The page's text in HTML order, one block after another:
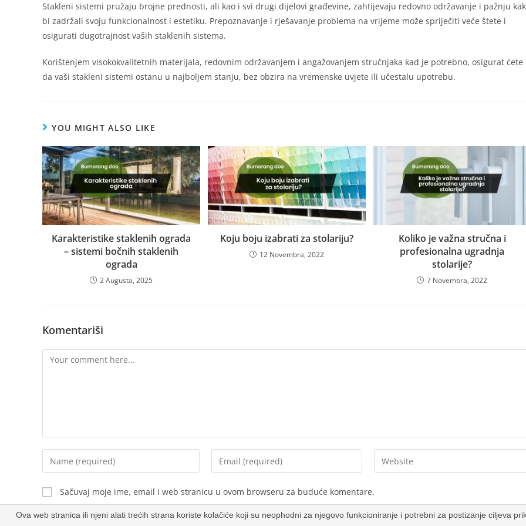
Stakleni sistemi pružaju brojne prednosti, ali kao i svi drugi dijelovi građevine, zahtijevaju redovno održavanje i pažnju
bi zadržali svoju funkcionalnost i estetiku. Prepoznavanje i rješavanje problema na vrijeme može spriječiti veće štete i
osigurati dugotrajnost vaših staklenih sistema.
Korištenjem visokokvalitetnih materijala, redovnim održavanjem i angažovanjem stručnjaka kad je potrebno, osigurat ćete
da vaši stakleni sistemi ostanu u najboljem stanju, bez obzira na vremenske uvjete ili učestalu upotrebu.
YOU MIGHT ALSO LIKE
Karakteristike staklenih ograda
– sistemi bočnih staklenih
ograda
2 Augusta, 2025
Koju boju izabrati za stolariju?
12 Novembra, 2022
Koliko je važna stručna i
profesionalna ugradnja
stolarije?
7 Novembra, 2022
Komentariši
Sačuvaj moje ime, email i web stranicu u ovom browseru za buduće komentare.
Ova web stranica ili njeni alati trećih strana koriste kolačiće koji su neophodni za njegovo funkcioniranje i potrebni za postizanje ciljeva